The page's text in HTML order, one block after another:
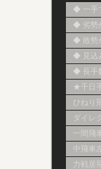
◆ 一手
◆ 劣勢
◆ 敗勢
◆ 見込
◆ 長手
★千日
ひねり
ダイレ
一間飛
中飛車
力戦居